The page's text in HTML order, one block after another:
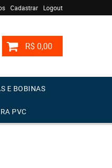
Cadastrar Logout
R$ 0,00
E BOBINAS
PVC